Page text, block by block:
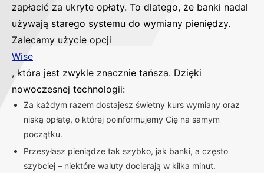
zapłacić za ukryte opłaty. To dlatego, że banki nadal
używają starego systemu do wymiany pieniędzy.
Zalecamy użycie opcji
Wise
, która jest zwykle znacznie tańsza. Dzięki
nowoczesnej technologii:
Za każdym razem dostajesz świetny kurs wymiany oraz
niską opłatę, o której poinformujemy Cię na samym
początku.
Przesyłasz pieniądze tak szybko, jak banki, a często
szybciej – niektóre waluty docierają w kilka minut.